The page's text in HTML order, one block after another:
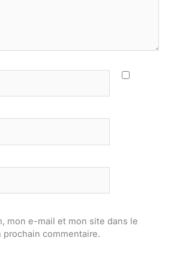
mon e-mail et mon site dans le
prochain commentaire.